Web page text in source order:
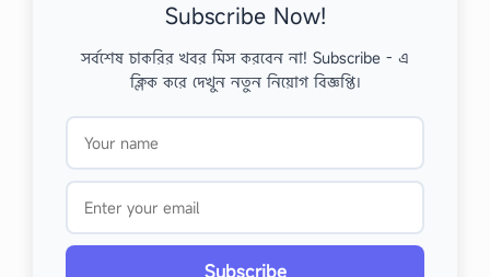
Subscribe Now!
সর্বশেষ চাকরির খবর মিস করবেন না! Subscribe - এ
ক্লিক করে দেখুন নতুন নিয়োগ বিজ্ঞপ্তি।
Subscribe